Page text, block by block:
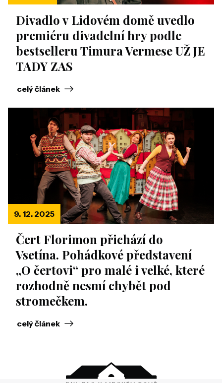
Divadlo v Lidovém domě uvedlo
premiéru divadelní hry podle
bestselleru Timura Vermese UŽ JE
TADY ZAS
celý článek
9. 12. 2025
Čert Florimon přichází do
Vsetína. Pohádkové představení
„O čertovi“ pro malé i velké, které
rozhodně nesmí chybět pod
stromečkem.
celý článek